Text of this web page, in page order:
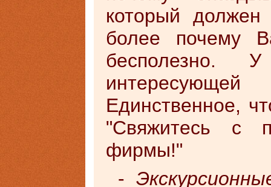
который
более почему
бесполезно.
Единственное,
"Свяжитесь с
фирмы!"
-